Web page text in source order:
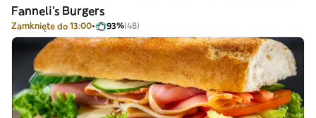
Fanneli's Burgers
Zamknięte do 13:00 93%(48)